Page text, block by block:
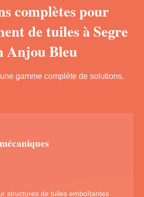
complètes pour
de tuiles à Segre
Anjou Bleu
gamme complète de solutions.
structures de tuiles emboîtantes